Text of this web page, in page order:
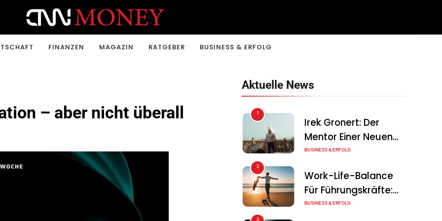
FINANZEN MAGAZIN RATGEBER BUSINESS & ERFOLG
– aber nicht überall
Aktuelle News
1
Irek Gronert: Der
Mentor Einer Neuen
Generation Von
BUSINESS & ERFOLG
2
Work-Life-Balance
Für Führungskräfte:
Illusion Oder Echte
BUSINESS & ERFOLG
3